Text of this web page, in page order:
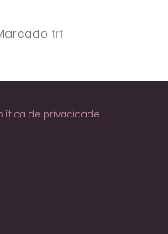
trf
de privacidade